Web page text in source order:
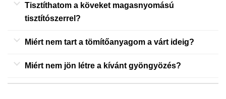
Tisztíthatom a köveket magasnyomású
tisztítószerrel?
Miért nem tart a tömítőanyagom a várt ideig?
Miért nem jön létre a kívánt gyöngyözés?